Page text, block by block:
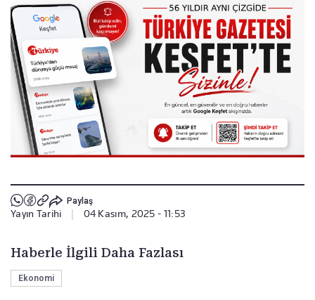
Paylaş
Yayın Tarihi 04 Kasım, 2025 - 11:53
Haberle İlgili Daha Fazlası
Ekonomi